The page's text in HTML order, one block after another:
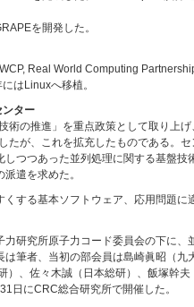
を開発した。
Real World Computing
はLinuxへ移植。
ンター
術の推進」を重点政策として取り上
たが、これを拡充したものである。
つつあった並列処理に関する基盤
遣を求めた。
する基本ソフトウェア、応用問題
研究所原子力コード委員会の下に
筆者、当初の部会員は島崎眞昭（
）、佐々木誠（日本総研）、飯塚幹
日にCRC総合研究所で開催した。